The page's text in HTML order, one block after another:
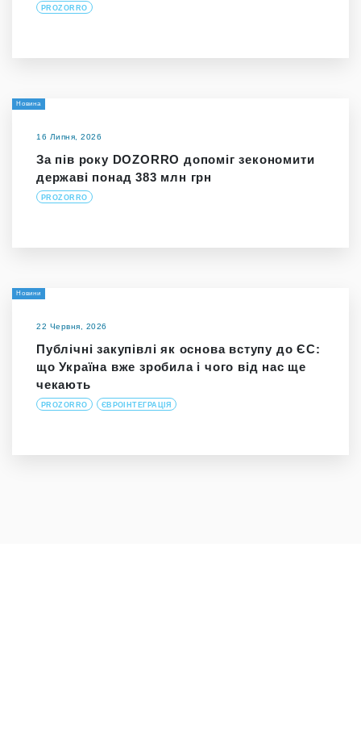
PROZORRO
Новина
16 Липня, 2026
За пів року DOZORRO допоміг зекономити
державі понад 383 млн грн
PROZORRO
Новини
22 Червня, 2026
Публічні закупівлі як основа вступу до ЄС:
що Україна вже зробила і чого від нас ще
чекають
PROZORRO ЄВРОІНТЕГРАЦІЯ